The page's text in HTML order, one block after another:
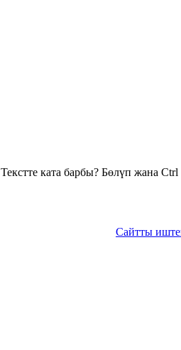
Текстте ката барбы? Бөлүп жана
Сайтты